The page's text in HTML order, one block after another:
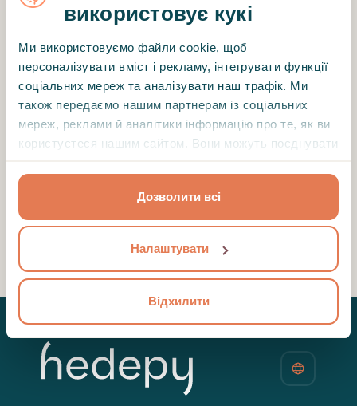
використовує кукі
Ми використовуємо файли cookie, щоб
персоналізувати вміст і рекламу, інтегрувати функції
соціальних мереж та аналізувати наш трафік. Ми
також передаємо нашим партнерам із соціальних
мереж, реклами й аналітики інформацію про те, як ви
користуєтеся нашим сайтом. Вони можуть поєднувати
зібрали під час вашого користування їхніми
Дозволити всі
Налаштувати
Відхилити
САМОТЕСТИ
НАЗАД